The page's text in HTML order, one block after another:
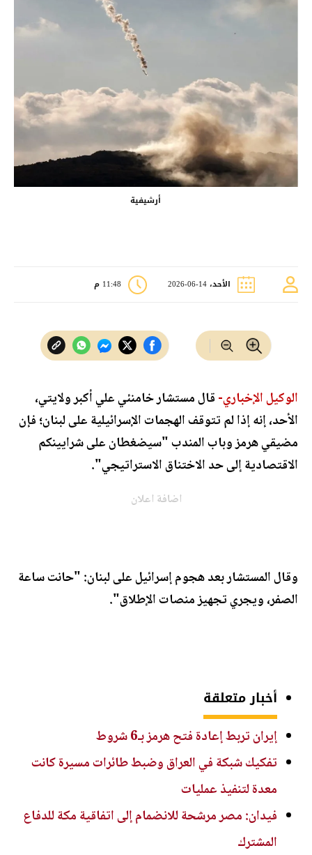
أرشيفية
الأحد، 14-06-2026 11:48 م
الوكيل الإخباري-قال مستشار خامنئي علي أكبر ولايتي،
الأحد، إنه إذا لم تتوقف الهجمات الإسرائيلية على لبنان؛ فإن
مضيقي هرمز وباب المندب "سيضغطان على شرايينكم
الاقتصادية إلى حد الاختناق الاستراتيجي".
اضافة اعلان
وقال المستشار بعد هجوم إسرائيل على لبنان: "حانت ساعة
الصفر، ويجري تجهيز منصات الإطلاق".
أخبار متعلقة
إيران تربط إعادة فتح هرمز بـ6 شروط
تفكيك شبكة في العراق وضبط طائرات مسيرة كانت
معدة لتنفيذ عمليات
فيدان: مصر مرشحة للانضمام إلى اتفاقية مكة للدفاع
المشترك